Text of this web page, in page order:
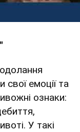
емоції та
ознаки:
У такі